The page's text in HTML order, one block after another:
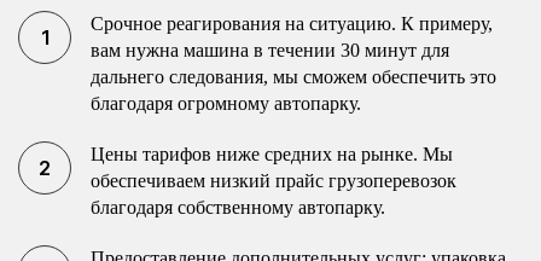
Срочное реагирования на ситуацию. К примеру,
вам нужна машина в течении 30 минут для
дальнего следования, мы сможем обеспечить это
благодаря огромному автопарку.
Цены тарифов ниже средних на рынке. Мы
обеспечиваем низкий прайс грузоперевозок
благодаря собственному автопарку.